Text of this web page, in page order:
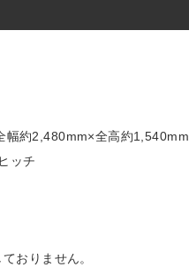
約2,480mm×全高約1,540mm
ッチ
おりません。